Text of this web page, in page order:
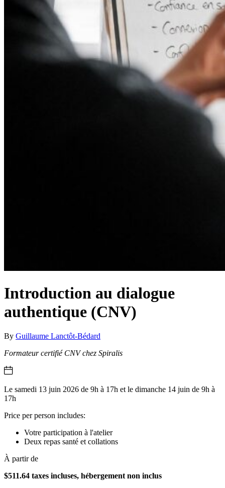
Introduction au dialogue
authentique (CNV)
By Guillaume Lanctôt-Bédard
Formateur certifié CNV chez Spiralis
Le samedi 13 juin 2026 de 9h à 17h et le dimanche 14 juin de 9h à
17h
Price per person includes:
Votre participation à l'atelier
Deux repas santé et collations
À partir de
$511.64 taxes incluses, hébergement non inclus